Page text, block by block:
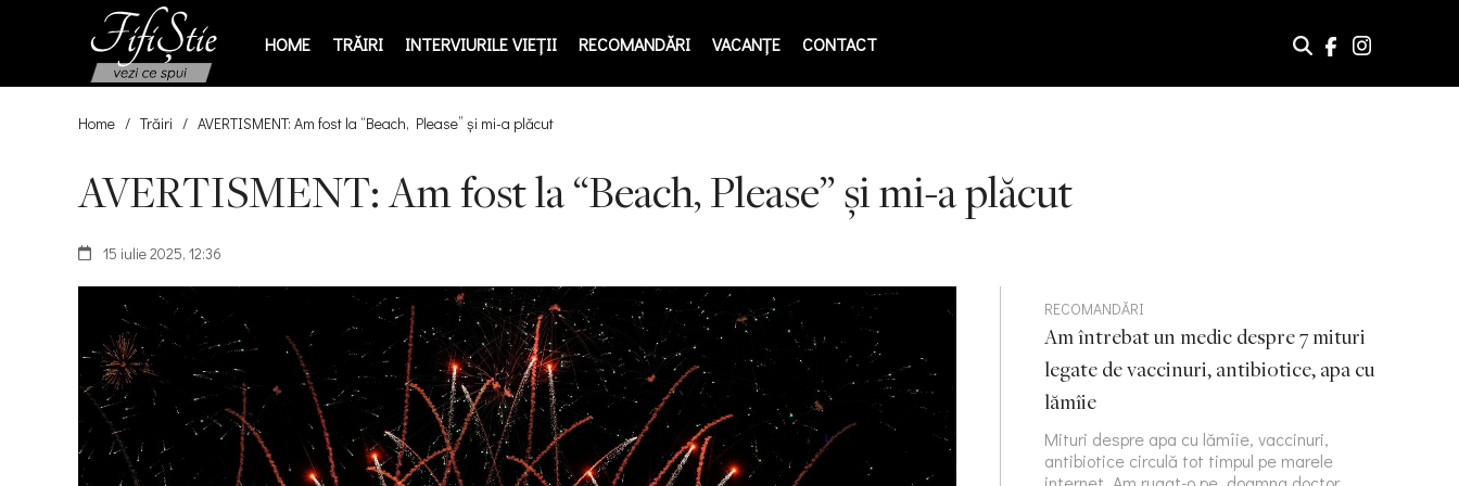
HOME TRĂIRI INTERVIURILE VIEŢII RECOMANDĂRI VACANȚE CONTACT
Home / Trăiri / AVERTISMENT: Am fost la “Beach, Please” și mi-a plăcut
AVERTISMENT: Am fost la “Beach, Please” și mi-a plăcut
15 iulie 2025, 12:36
RECOMANDĂRI
Am întrebat un medic despre 7 mituri
legate de vaccinuri, antibiotice, apa cu
lămîie
Mituri despre apa cu lămîie, vaccinuri,
antibiotice circulă tot timpul pe marele